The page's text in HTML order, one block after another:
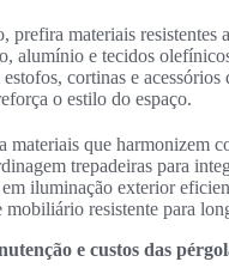
prefira materiais resistentes
alumínio e tecidos
cortinas e acessórios
o estilo do espaço.
materiais que harmonizem
trepadeiras para
iluminação exterior
mobiliário resistente para
e custos das